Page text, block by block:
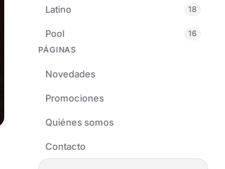
Latino 18
Pool
16
PÁGINAS
Novedades
Promociones
Quiénes somos
Contacto